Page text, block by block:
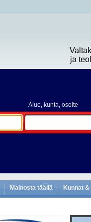
ja
Alue, kunta, osoite
Mainosta täällä Kunnat